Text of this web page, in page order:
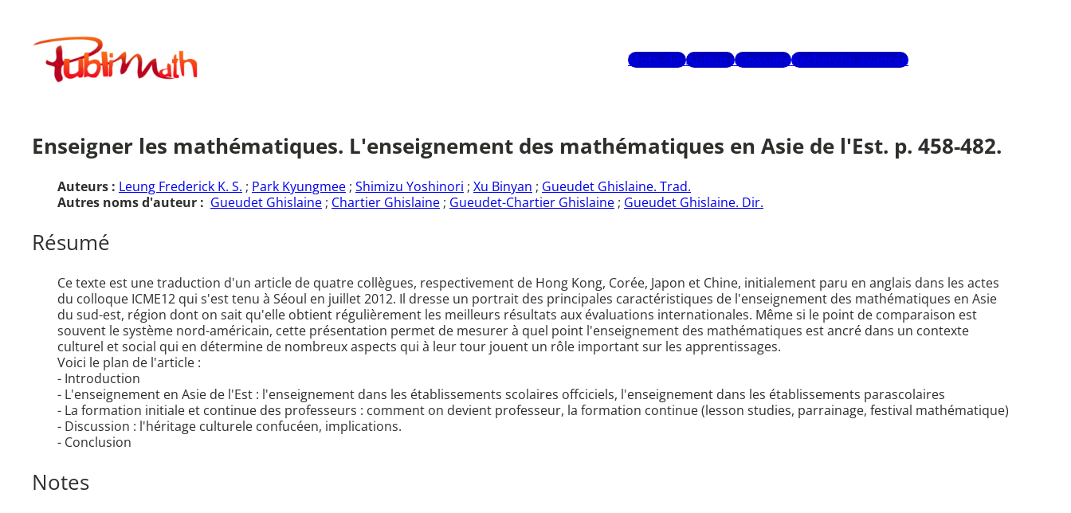
contenuPublimath
Mots-clésAuteursGlossaireRecherche avancée
Enseigner les mathématiques. L'enseignement des mathématiques en Asie de l'Est. p. 458-482.
Auteurs : Leung Frederick K. S. ; Park Kyungmee ; Shimizu Yoshinori ; Xu Binyan ; Gueudet Ghislaine. Trad.
Autres noms d'auteur : Gueudet Ghislaine ; Chartier Ghislaine ; Gueudet-Chartier Ghislaine ; Gueudet Ghislaine. Dir.
Résumé
Ce texte est une traduction d'un article de quatre collègues, respectivement de Hong Kong, Corée, Japon et Chine, initialement paru en anglais dans les actes
du colloque ICME12 qui s'est tenu à Séoul en juillet 2012. Il dresse un portrait des principales caractéristiques de l'enseignement des mathématiques en Asie
du sud-est, région dont on sait qu'elle obtient régulièrement les meilleurs résultats aux évaluations internationales. Même si le point de comparaison est
souvent le système nord-américain, cette présentation permet de mesurer à quel point l'enseignement des mathématiques est ancré dans un contexte
culturel et social qui en détermine de nombreux aspects qui à leur tour jouent un rôle important sur les apprentissages.
Voici le plan de l'article :
- Introduction
- L'enseignement en Asie de l'Est : l'enseignement dans les établissements scolaires offciciels, l'enseignement dans les établissements parascolaires
- La formation initiale et continue des professeurs : comment on devient professeur, la formation continue (lesson studies, parrainage, festival mathématique)
- Discussion : l'héritage culturele confucéen, implications.
- Conclusion
Notes